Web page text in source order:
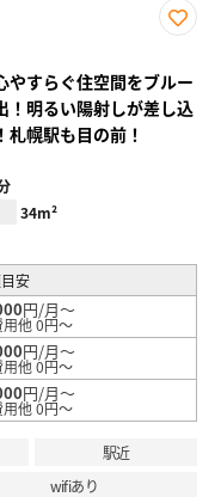
り登
録
やすらぐ住空間をブルー
！明るい陽射しが差し込
札幌駅も目の前！
34m²
安
円/月～
他 0円～
円/月～
他 0円～
円/月～
他 0円～
駅近
wifiあり